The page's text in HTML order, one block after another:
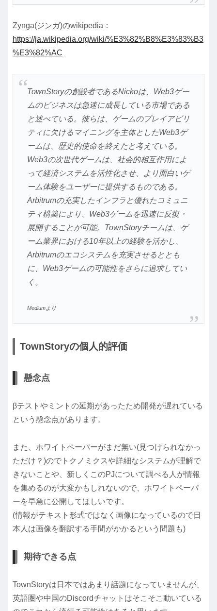
Zynga(ジンガ)のwikipedia：
https://ja.wikipedia.org/wiki/%E3%82%B8%E3%83%B3
%E3%82%AC
TownStoryの創設者であるNickoは、Web3ゲー
ムのビジネスは急速に成長している市場である
と述べている。彼らは、ゲームのプレイアビリ
ティに欠けるマイニングを主体としたWeb3ゲ
ームは、歴史的使命を終えたと考えている。
Web3の次世代ゲームは、社会的相互作用によ
って経済システムを活性化させ、より面白いゲ
ーム体験をユーザーに提供するものである。
Arbitrumの充実したインフラと優れたコミュニ
ティ構築により、Web3ゲームを迅速に反復・
展開することが可能。TownStoryチームは、ゲ
ーム業界における10年以上の経験を活かし、
Arbitrumのエコシステムを充実させるととも
に、Web3ゲームの可能性をさらに追求してい
く。
Mediumより
TownStoryの個人的評価
懸念点
βテストやミントの延期があったため開発が遅れている
という懸念点があります。
また、ホワイトペーパーがまだ無い(見つけられなかっ
ただけ？)のでトクノミクスや詳細なシステムが理解で
きないことや、新しくこのPJについて調べる人が情報
を集めるのが大変かもしれないので、ホワイトペーパ
ーを早急に公開してほしいです。
(情報がテキスト形式ではなく画像になっているので日
本人は画像を翻訳する手間がかかるという問題も)
期待できる点
TownStoryは日本ではあまり話題になっていませんが、
英語圏や中国のDiscordチャットはそこそこ動いている